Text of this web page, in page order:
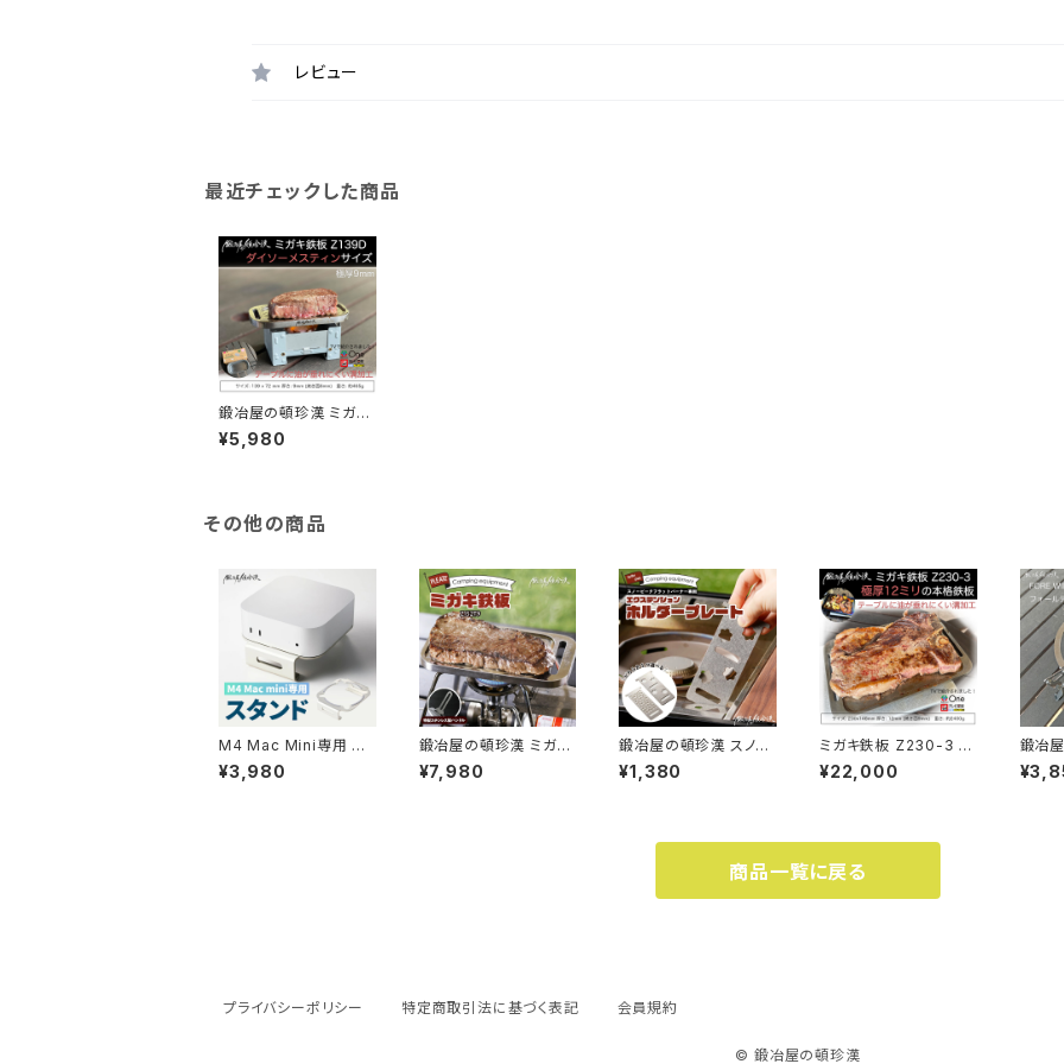
レビュー
最近チェックした商品
鍛冶屋の頓珍漢 ミガキ
鉄板 Z139D ダイソー
メスティンサイズ 9mm
¥5,980
その他の商品
M4 Mac Mini専用 ス
タンド
¥3,980
鍛冶屋の頓珍漢 ミガキ
鉄板 Z152T9 メスティ
ンサイズ 9mm厚 3mm
¥7,980
鍛冶屋の頓珍漢 スノー
ピーク フラットバーナー
専用 エクステンション
¥1,380
ミガキ鉄板 Z230-3 12
mm 230x148 3mm
溝 ステンレス製ハンド
¥22,000
鍛冶
ール
商品一覧に戻る
プライバシーポリシー 特定商取引法に基づく表記 会員規約
© 鍛冶屋の頓珍漢